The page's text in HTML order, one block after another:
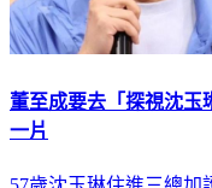
董至成要去「探視沈玉